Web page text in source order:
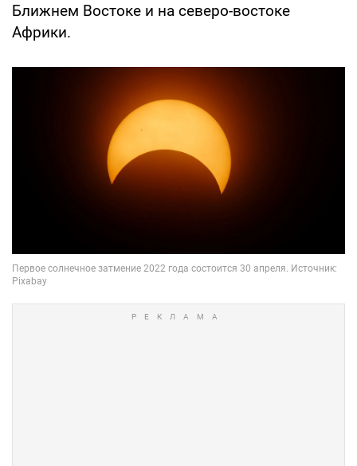
Ближнем Востоке и на северо-востоке
Африки.